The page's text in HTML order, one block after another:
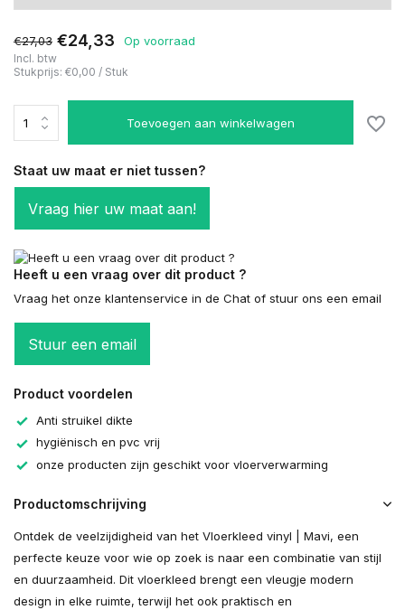
€27,03 €24,33 Op voorraad
Incl. btw
Stukprijs: €0,00 / Stuk
Toevoegen aan winkelwagen
Staat uw maat er niet tussen?
Vraag hier uw maat aan!
Heeft u een vraag over dit product ?
Vraag het onze klantenservice in de Chat of stuur ons een email
Stuur een email
Product voordelen
Anti struikel dikte
hygiënisch en pvc vrij
onze producten zijn geschikt voor vloerverwarming
Productomschrijving
Ontdek de veelzijdigheid van het Vloerkleed vinyl | Mavi, een
perfecte keuze voor wie op zoek is naar een combinatie van stijl
en duurzaamheid. Dit vloerkleed brengt een vleugje modern
design in elke ruimte, terwijl het ook praktisch en